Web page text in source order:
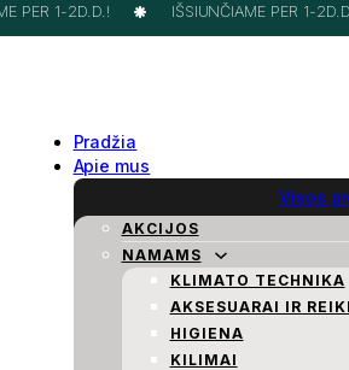
PER 1-2D.D.! IŠSIUNČIAME PER 1-2D.D.!
Pradžia
Apie mus
Visos
AKCIJOS
NAMAMS
KLIMATO TECHNIKA
AKSESUARAI IR
HIGIENA
KILIMAI